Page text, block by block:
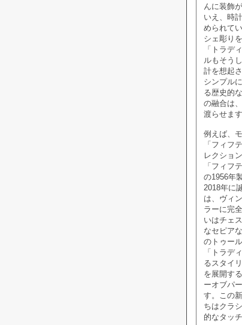
んに装飾
いえ、時
められて
シェ彫り
「トラデ
ルもそう
計を想起
シンプル
る歴史的
の融合は
渡らせます
例えば、
「フィフ
レクショ
「フィフ
の1956年
2018年に
は、ヴィ
ラーに完
いはチェ
なセピア
のトゥー
「トラデ
るスタイ
を展開す
ーオブパ
す。この
ちはクラ
的なタッ